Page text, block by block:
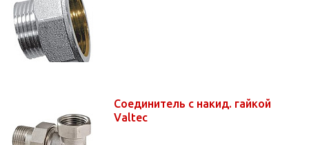
Соединитель с накид. гайкой
Valtec